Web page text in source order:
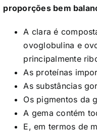
proporções bem
A clara é
ovoglobulina e
principalmente
As proteínas
As substâncias
Os pigmentos da
A gema contém
E, em termos de